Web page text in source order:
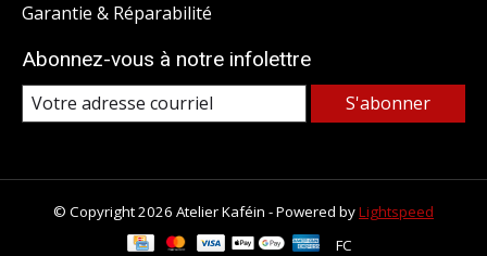
Garantie & Réparabilité
Abonnez-vous à notre infolettre
S'abonner
© Copyright 2026 Atelier Kaféin - Powered byLightspeed
FC